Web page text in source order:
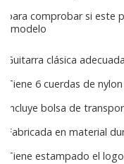
para comprobar si este
modelo
Guitarra clásica
Tiene 6 cuerdas de
Incluye bolsa de
Fabricada en material
Tiene estampado el